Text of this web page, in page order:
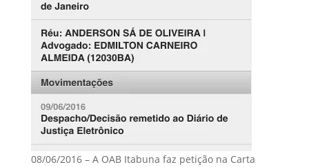
08/06/2016 – A OAB Itabuna faz petição na Carta